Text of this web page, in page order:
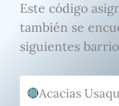
Este código
también se
siguientes
Acacias